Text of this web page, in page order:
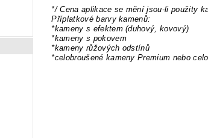
*/ Cena aplikace se mění jsou-li použity
Příplatkové barvy kamenů:
*kameny s efektem (duhový, kovový)
*kameny s pokovem
*kameny růžových odstínů
*celobroušené kameny Premium nebo